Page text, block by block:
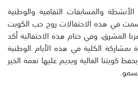
والمسابقات الثقافية والوطنية
في هذه الاحتفالات روح حب الكويت
المشرق، وفي ختام هذه الاحتفالية أكد
بمشاركة الكلية في هذه الأيام الوطنية
كويتنا الغالية ويديم عليها نعمة الخير